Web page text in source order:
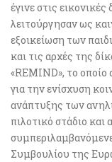
έγινε στις
λειτούργησαν ως
εξοικείωση των
και τις αρχές της
«REMIND», το οποίο
για την ενίσχυση
ανάπτυξης των
πιλοτικό στάδιο
Συμβουλίου της